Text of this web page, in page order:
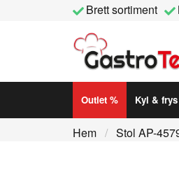
Brett sortiment
Outlet % Kyl & frys
Hem Stol AP-